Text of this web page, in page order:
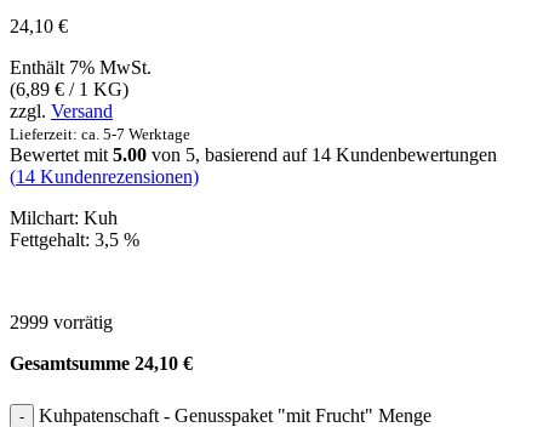
24,10 €
Enthält 7% MwSt.
(6,89 € / 1 KG)
zzgl. Versand
Lieferzeit: ca. 5-7 Werktage
Bewertet mit 5.00 von 5, basierend auf 14 Kundenbewertungen
(14 Kundenrezensionen)
Milchart: Kuh
Fettgehalt: 3,5 %
2999 vorrätig
Gesamtsumme 24,10 €
Kuhpatenschaft - Genusspaket "mit Frucht" Menge